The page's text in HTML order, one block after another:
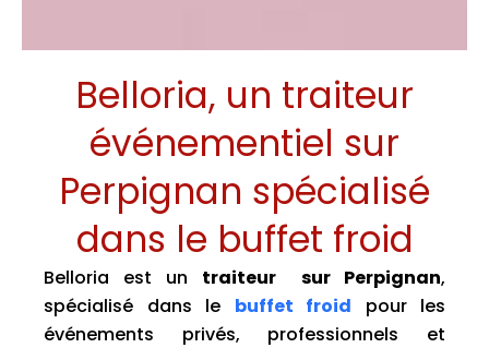
Belloria, un traiteur
événementiel sur
Perpignan spécialisé
dans le buffet froid
Belloria est un traiteur sur Perpignan,
spécialisé dans le buffet froid pour les
événements privés, professionnels et